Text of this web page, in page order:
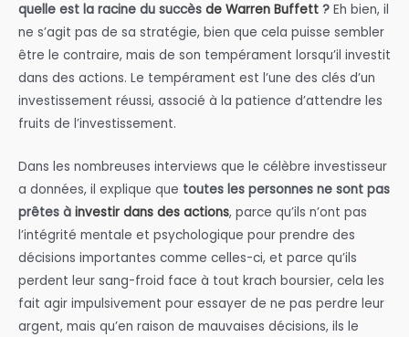
quelle est la racine du succès de Warren Buffett ? Eh bien, il
ne s’agit pas de sa stratégie, bien que cela puisse sembler
être le contraire, mais de son tempérament lorsqu’il investit
dans des actions. Le tempérament est l’une des clés d’un
investissement réussi, associé à la patience d’attendre les
fruits de l’investissement.
Dans les nombreuses interviews que le célèbre investisseur
a données, il explique que toutes les personnes ne sont pas
prêtes à investir dans des actions, parce qu’ils n’ont pas
l’intégrité mentale et psychologique pour prendre des
décisions importantes comme celles-ci, et parce qu’ils
perdent leur sang-froid face à tout krach boursier, cela les
fait agir impulsivement pour essayer de ne pas perdre leur
argent, mais qu’en raison de mauvaises décisions, ils le